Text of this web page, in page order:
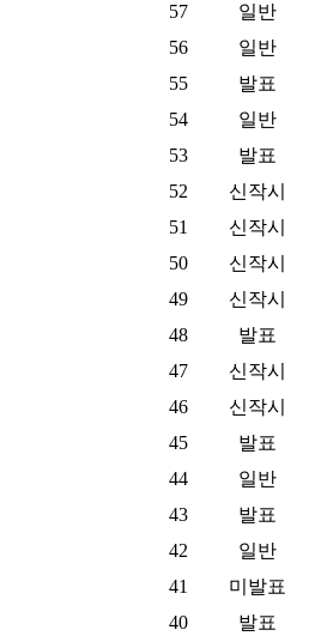
57
일반
56
일반
55
발표
54
일반
53
발표
52
신작시
51
신작시
50
신작시
49
신작시
48
발표
47
신작시
46
신작시
45
발표
44
일반
43
발표
42
일반
41
미발표
40
발표